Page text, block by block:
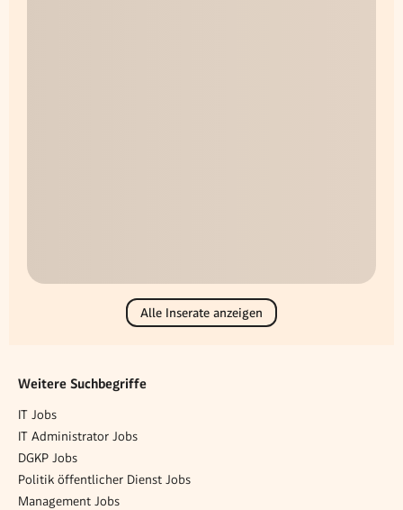
Alle Inserate anzeigen
Weitere Suchbegriffe
IT Jobs
IT Administrator Jobs
DGKP Jobs
Politik öffentlicher Dienst Jobs
Management Jobs